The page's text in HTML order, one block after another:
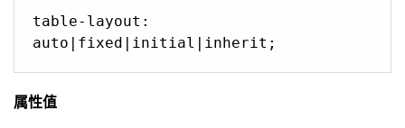
table-layout:
auto|fixed|initial|inherit;
属性值